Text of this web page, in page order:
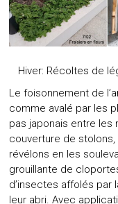
Hiver: Récoltes de
Le foisonnement de
comme avalé par les
pas japonais entre les
couverture de
révélons en les
grouillante de
d’insectes affolés par
leur abri. Avec